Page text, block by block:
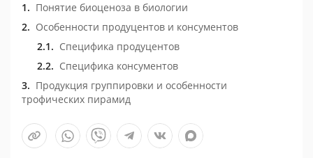
Понятие биоценоза в биологии
Особенности продуцентов и консументов
Специфика продуцентов
Специфика консументов
Продукция группировки и особенности
трофических пирамид